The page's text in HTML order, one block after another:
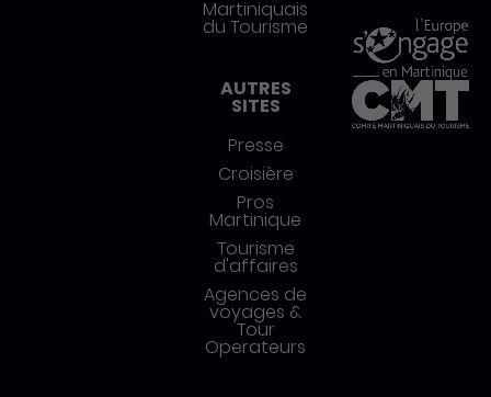
Martiniquais
du Tourisme
AUTRES
SITES
Presse
Croisière
Pros
Martinique
Tourisme
d'affaires
Agences de
voyages &
Tour
Operateurs